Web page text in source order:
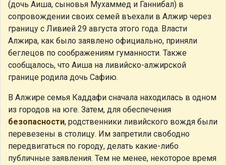
(дочь Аиша, сыновья Мухаммед и Ганнибал) в
сопровождении своих семей въехали в Алжир через
границу с Ливией 29 августа этого года. Власти
Алжира, как было заявлено официально, приняли
беглецов по соображениям гуманности. Также
сообщалось, что Аиша на ливийско-алжирской
границе родила дочь Сафию.
В Алжире семья Каддафи сначала находилась в одном
из городов на юге. Затем, для обеспечения
безопасности, родственники ливийского вождя были
перевезены в столицу. Им запретили свободно
передвигаться по городу, делать какие-либо
публичные заявления. Тем не менее, некоторое время